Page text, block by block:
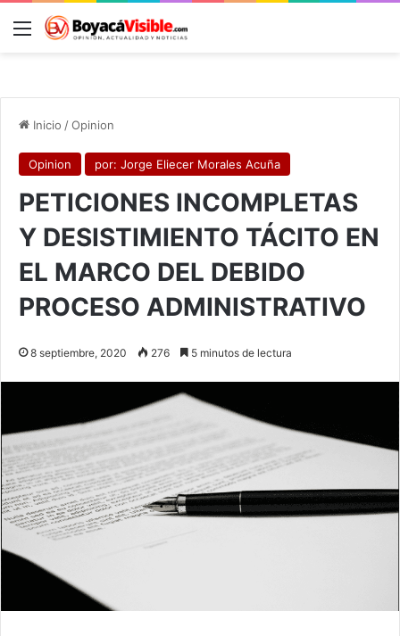
Menú
Inicio /Opinion
Opinion por: Jorge Eliecer Morales Acuña
PETICIONES INCOMPLETAS
Y DESISTIMIENTO TÁCITO EN
EL MARCO DEL DEBIDO
PROCESO ADMINISTRATIVO
8 septiembre, 2020 276 5 minutos de lectura